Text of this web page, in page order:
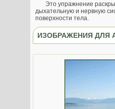
Это упражнение
дыхательную и нервную
поверхности тела.
ИЗОБРАЖЕНИЯ ДЛЯ